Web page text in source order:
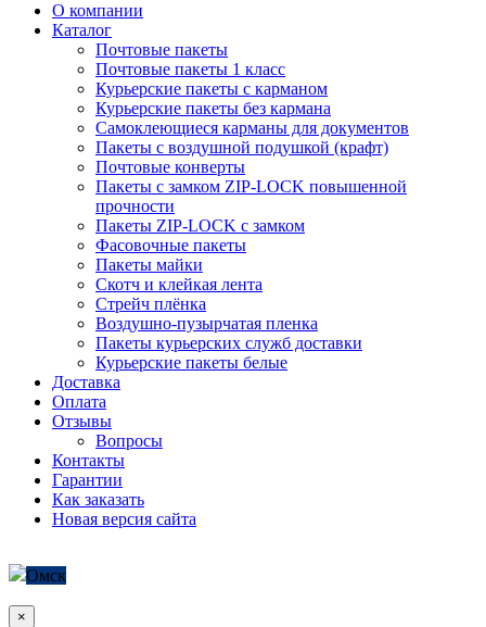
О компании
Каталог
Почтовые пакеты
Почтовые пакеты 1 класс
Курьерские пакеты с карманом
Курьерские пакеты без кармана
Самоклеющиеся карманы для документов
Пакеты с воздушной подушкой (крафт)
Почтовые конверты
Пакеты с замком ZIP-LOCK повышенной
прочности
Пакеты ZIP-LOCK с замком
Фасовочные пакеты
Пакеты майки
Скотч и клейкая лента
Стрейч плёнка
Воздушно-пузырчатая пленка
Пакеты курьерских служб доставки
Курьерские пакеты белые
Доставка
Оплата
Отзывы
Вопросы
Контакты
Гарантии
Как заказать
Новая версия сайта
Омск
×